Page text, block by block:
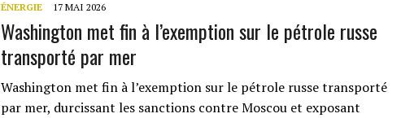
ÉNERGIE 17 MAI 2026
Washington met fin à l’exemption sur le pétrole russe
transporté par mer
Washington met fin à l’exemption sur le pétrole russe transporté
par mer, durcissant les sanctions contre Moscou et exposant